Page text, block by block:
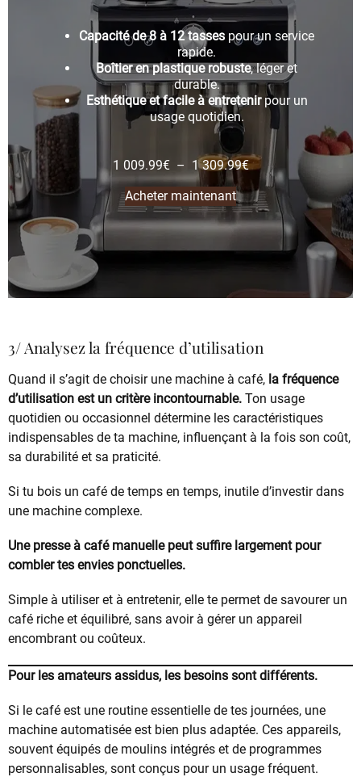
Capacité de 8 à 12 tasses pour un service
rapide.
Boîtier en plastique robuste, léger et
durable.
Esthétique et facile à entretenirpour un
usage quotidien.
1 009.99€ – 1 309.99€
Acheter maintenant
3/ Analysez la fréquence d’utilisation
Quand il s’agit de choisir une machine à café, la fréquence
d’utilisation est un critère incontournable. Ton usage
quotidien ou occasionnel détermine les caractéristiques
indispensables de ta machine, influençant à la fois son coût,
sa durabilité et sa praticité.
Si tu bois un café de temps en temps, inutile d’investir dans
une machine complexe.
Une presse à café manuelle peut suffire largement pour
combler tes envies ponctuelles.
Simple à utiliser et à entretenir, elle te permet de savourer un
café riche et équilibré, sans avoir à gérer un appareil
encombrant ou coûteux.
Pour les amateurs assidus, les besoins sont différents.
Si le café est une routine essentielle de tes journées, une
machine automatisée est bien plus adaptée. Ces appareils,
souvent équipés de moulins intégrés et de programmes
personnalisables, sont conçus pour un usage fréquent.